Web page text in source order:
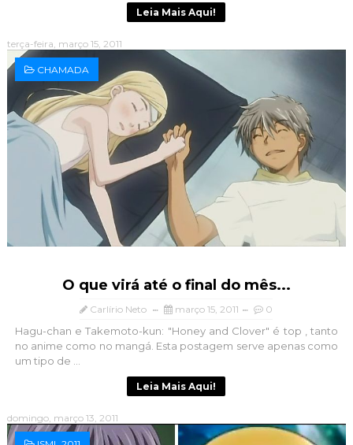
Leia Mais Aqui!
terça-feira, março 15, 2011
CHAMADA
O que virá até o final do mês...
Carlírio Neto março 15, 2011 0
Hagu-chan e Takemoto-kun: "Honey and Clover" é top , tanto
no anime como no mangá. Esta postagem serve apenas como
um tipo de ...
Leia Mais Aqui!
domingo, março 13, 2011